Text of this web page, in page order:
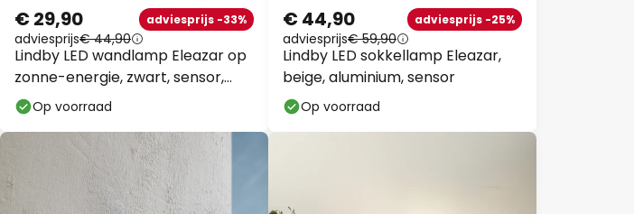
Lindby LED wandlamp Eleazar op
zonne-energie, zwart, sensor,
dimbaar
€ 29,90 adviesprijs -33%
adviesprijs€ 44,90
Op voorraad
Lindby LED sokkellamp Eleazar,
beige, aluminium, sensor
€ 44,90 adviesprijs -25%
adviesprijs€ 59,90
Op voorraad